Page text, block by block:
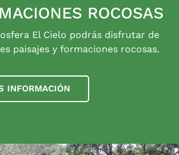
ROCOSAS
El Cielo podrás disfrutar de
paisajes y formaciones rocosas.
INFORMACIÓN